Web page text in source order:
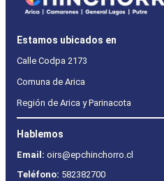
Estamos ubicados en
Calle Codpa 2173
Comuna de Arica
Región de Arica y Parinacota
Hablemos
Email: oirs@epchinchorro.cl
Teléfono: 582382700